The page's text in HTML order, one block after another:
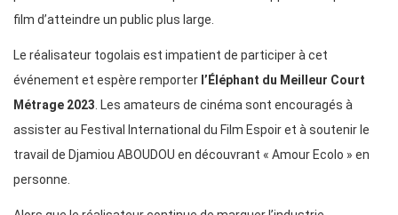
film d’atteindre un public plus large.
Le réalisateur togolais est impatient de participer à cet
événement et espère remporter l’Éléphant du Meilleur Court
Métrage 2023 . Les amateurs de cinéma sont encouragés à
assister au Festival International du Film Espoir et à soutenir le
travail de Djamiou ABOUDOU en découvrant « Amour Ecolo » en
personne.